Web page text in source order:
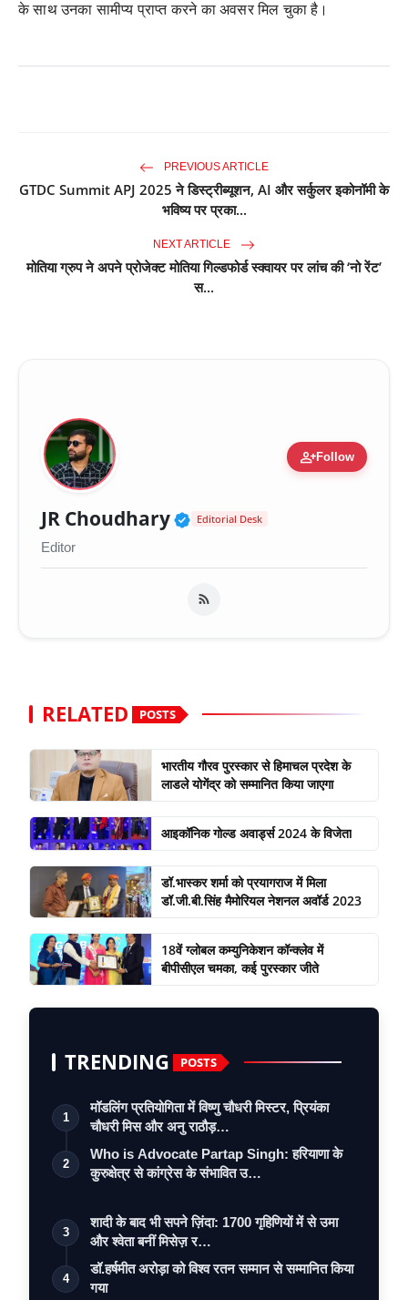
के साथ उनका सामीप्य प्राप्त करने का अवसर मिल चुका है।
PREVIOUS ARTICLE
GTDC Summit APJ 2025 ने डिस्ट्रीब्यूशन, AI और सर्कुलर इकोनॉमी के
भविष्य पर प्रका...
NEXT ARTICLE
मोतिया ग्रुप ने अपने प्रोजेक्ट मोतिया गिल्डफोर्ड स्क्वायर पर लांच की ‘नो रेंट’
स...
person_addFollow
JR Choudhary Verified Public Figure
Editorial Desk
Editor
RELATED POSTS
भारतीय गौरव पुरस्कार से हिमाचल प्रदेश के
लाडले योगेंद्र को सम्मानित किया जाएगा
आइकॉनिक गोल्ड अवार्ड्स 2024 के विजेता
डॉ.भास्कर शर्मा को प्रयागराज में मिला
डॉ.जी.बी.सिंह मैमोरियल नेशनल अवॉर्ड 2023
18वें ग्लोबल कम्युनिकेशन कॉन्क्लेव में
बीपीसीएल चमका, कई पुरस्कार जीते
TRENDING POSTS
1
मॉडलिंग प्रतियोगिता में विष्णु चौधरी मिस्टर, प्रियंका
चौधरी मिस और अनु राठौड़…
2
Who is Advocate Partap Singh: हरियाणा के
कुरुक्षेत्र से कांग्रेस के संभावित उ…
3
शादी के बाद भी सपने ज़िंदा: 1700 गृहिणियों में से उमा
और श्वेता बनीं मिसेज़ र…
4
डॉ.हर्षमीत अरोड़ा को विश्व रतन सम्मान से सम्मानित किया
गया